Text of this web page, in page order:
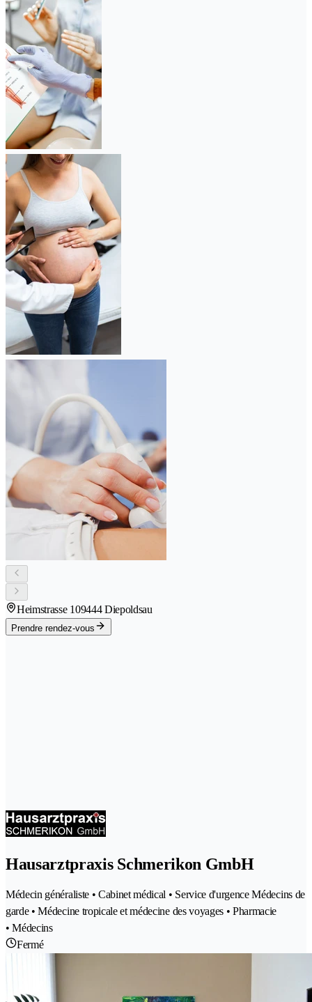
Heimstrasse 109444 Diepoldsau
Prendre rendez-vous
Hausarztpraxis Schmerikon GmbH
Médecin généraliste • Cabinet médical • Service d'urgence Médecins de
garde • Médecine tropicale et médecine des voyages • Pharmacie
• Médecins
Fermé